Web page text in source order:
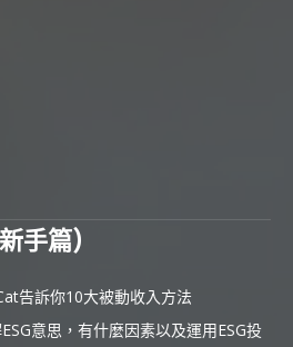
手篇)
告訴你10大被動收入方法
意思，有什麼因素以及運用ESG投